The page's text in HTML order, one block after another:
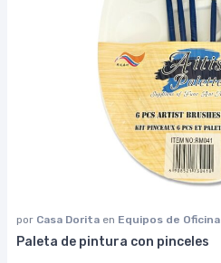
por Casa Dorita en Equipos de Oficina
Paleta de pintura con pinceles